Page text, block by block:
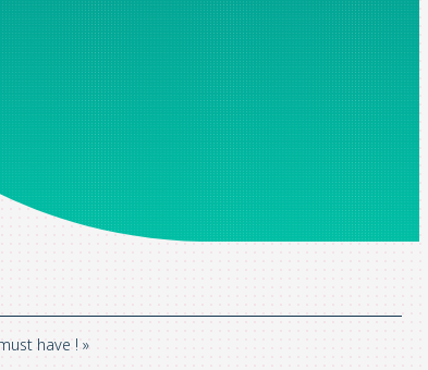
champs marqués d'un astérisque sont obligatoires
.
have ! »